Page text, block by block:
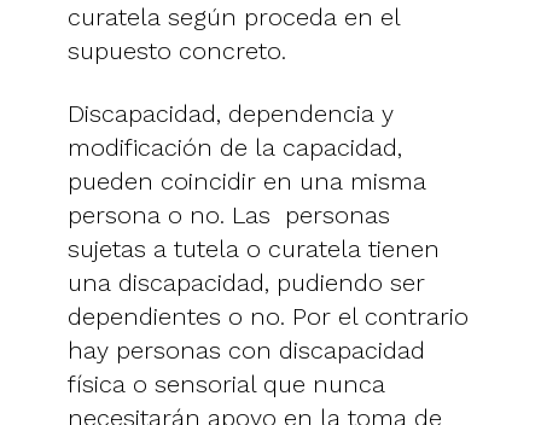
curatela según proceda en el
supuesto concreto.
Discapacidad, dependencia y
modificación de la capacidad,
pueden coincidir en una misma
persona o no. Las personas
sujetas a tutela o curatela tienen
una discapacidad, pudiendo ser
dependientes o no. Por el contrario
hay personas con discapacidad
física o sensorial que nunca
necesitarán apoyo en la toma de